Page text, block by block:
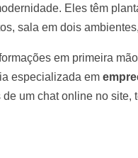
Eles têm
sala em dois
em primeira
especializada em
um chat online no